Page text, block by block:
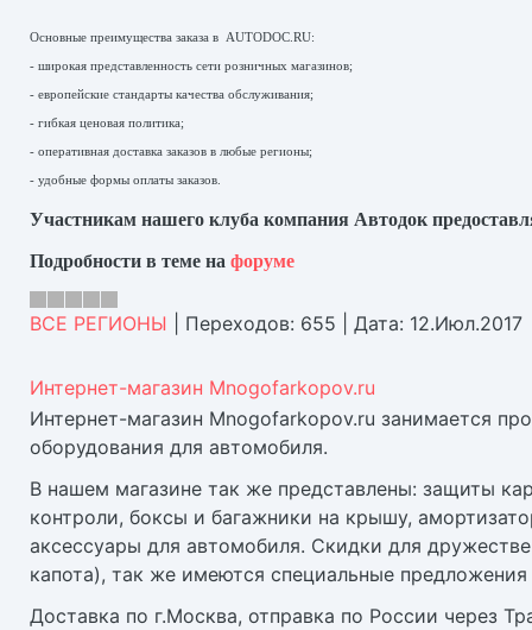
Основные преимущества заказа в AUTODOC.RU:
- широкая представленность сети розничных магазинов;
- европейские стандарты качества обслуживания;
- гибкая ценовая политика;
- оперативная доставка заказов в любые регионы;
- удобные формы оплаты заказов.
Участникам нашего клуба компания Автодок
Подробности в теме на форуме
ВСЕ РЕГИОНЫ Переходов: 655 Дата: 12.Июл.2017
Интернет-магазин Mnogofarkopov.ru
Интернет-магазин Mnogofarkopov.ru занимается
оборудования для автомобиля.
В нашем магазине так же представлены: защиты
контроли, боксы и багажники на крышу,
аксессуары для автомобиля. Скидки для
капота), так же имеются специальные
Доставка по г.Москва, отправка по России через